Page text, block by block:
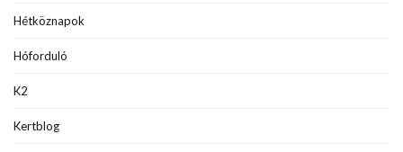
Hétköznapok
Hóforduló
K2
Kertblog